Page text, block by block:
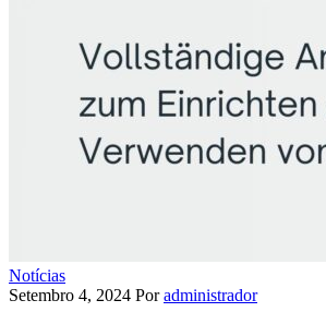
Notícias
Setembro 4, 2024 Por administrador